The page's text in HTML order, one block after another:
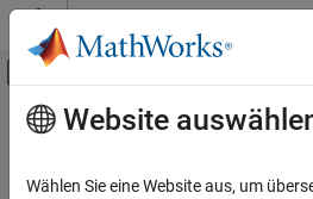
Weiter zum Inhalt
Umschaltung für Off-
Startseite der Dokumentation
Hauptinhalt
Website
Wählen Sie eine Website aus, um